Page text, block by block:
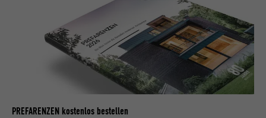
PREFARENZEN kostenlos bestellen